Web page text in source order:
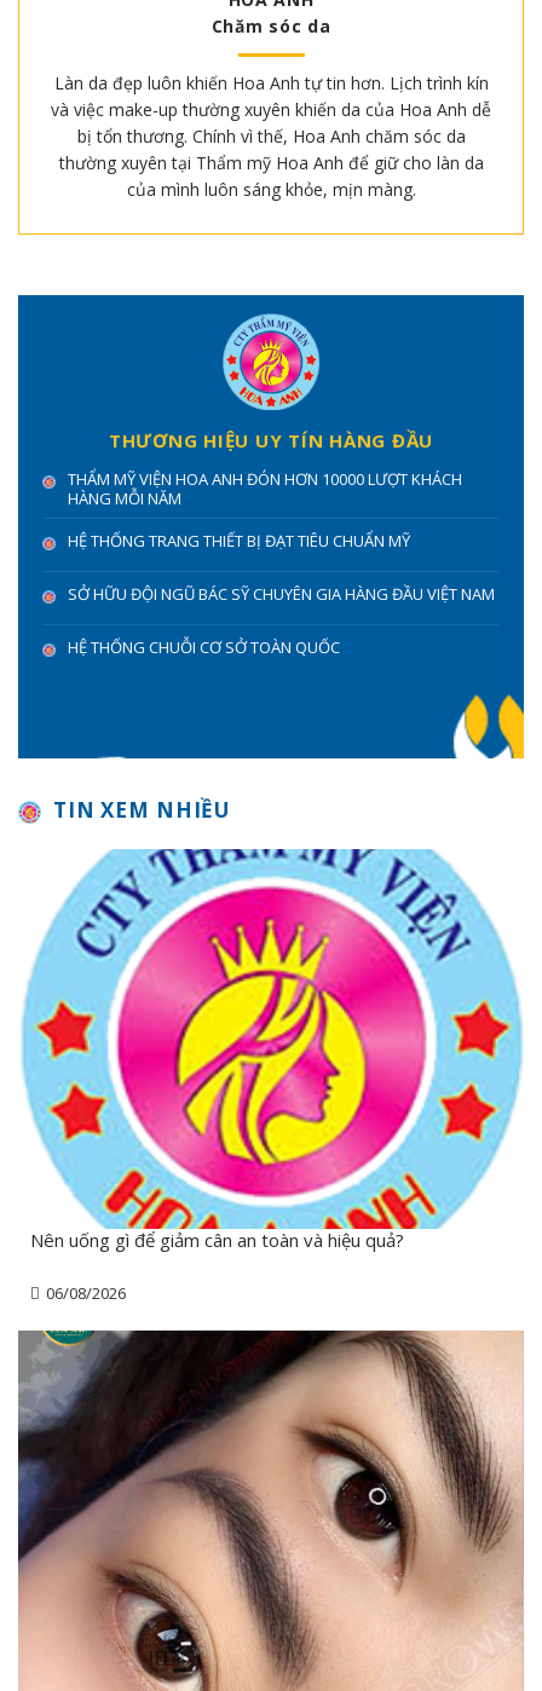
Chăm sóc da
Làn da đẹp luôn khiến Hoa Anh tự tin hơn. Lịch trình kín
và việc make-up thường xuyên khiến da của Hoa Anh dễ
bị tổn thương. Chính vì thế, Hoa Anh chăm sóc da
thường xuyên tại Thẩm mỹ Hoa Anh để giữ cho làn da
của mình luôn sáng khỏe, mịn màng.
THƯƠNG HIỆU UY TÍN HÀNG ĐẦU
THẨM MỸ VIỆN HOA ANH ĐÓN HƠN 10000 LƯỢT KHÁCH
HÀNG MỖI NĂM
HỆ THỐNG TRANG THIẾT BỊ ĐẠT TIÊU CHUẨN MỸ
SỞ HỮU ĐỘI NGŨ BÁC SỸ CHUYÊN GIA HÀNG ĐẦU VIỆT NAM
HỆ THỐNG CHUỖI CƠ SỞ TOÀN QUỐC
TIN XEM NHIỀU
Nên uống gì để giảm cân an toàn và hiệu quả?
06/08/2026